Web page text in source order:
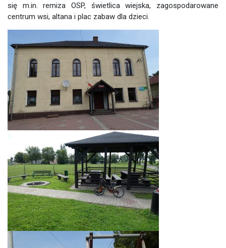
się m.in. remiza OSP, świetlica wiejska, zagospodarowane
centrum wsi, altana i plac zabaw dla dzieci.